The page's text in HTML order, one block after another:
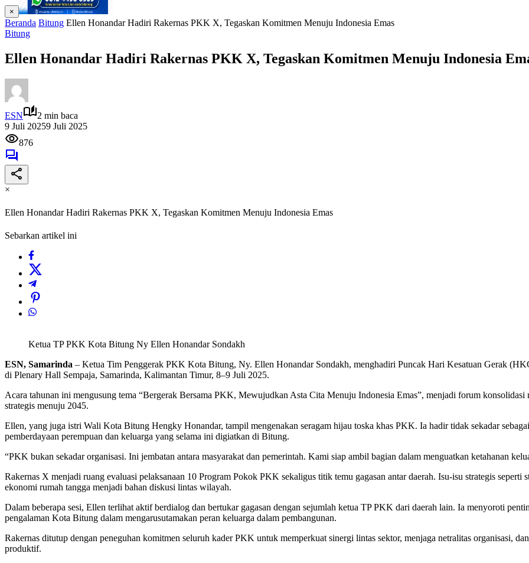
×
Beranda Bitung Ellen Honandar Hadiri Rakernas PKK X, Tegaskan Komitmen Menuju Indonesia Emas
Bitung
Ellen Honandar Hadiri Rakernas PKK X, Tegaskan Komitmen Menuju Indonesia
ESN
2 min baca
9 Juli 20259 Juli 2025
876
×
Ellen Honandar Hadiri Rakernas PKK X, Tegaskan Komitmen Menuju Indonesia Emas
Sebarkan artikel ini
Ketua TP PKK Kota Bitung Ny Ellen Honandar Sondakh
ESN, Samarinda – Ketua Tim Penggerak PKK Kota Bitung, Ny. Ellen Honandar Sondakh, menghadiri Puncak Hari Kesatuan Gerak
di Plenary Hall Sempaja, Samarinda, Kalimantan Timur, 8–9 Juli 2025.
Acara tahunan ini mengusung tema “Bergerak Bersama PKK, Mewujudkan Asta Cita Menuju Indonesia Emas”, menjadi forum
strategis menuju 2045.
Ellen, yang juga istri Wali Kota Bitung Hengky Honandar, tampil mengenakan seragam hijau toska khas PKK. Ia hadir tidak sekadar
pemberdayaan perempuan dan keluarga yang selama ini digiatkan di Bitung.
“PKK bukan sekadar organisasi. Ini jembatan antara masyarakat dan pemerintah. Kami siap ambil bagian dalam menguatkan ketahanan
Rakernas X menjadi ruang evaluasi pelaksanaan 10 Program Pokok PKK sekaligus titik temu gagasan antar daerah. Isu-isu strategis
ekonomi rumah tangga menjadi bahan diskusi lintas wilayah.
Dalam beberapa sesi, Ellen terlihat aktif berdialog dan bertukar gagasan dengan sejumlah ketua TP PKK dari daerah lain. Ia menyoroti
pengalaman Kota Bitung dalam mengarusutamakan peran keluarga dalam pembangunan.
Rakernas ditutup dengan peneguhan komitmen seluruh kader PKK untuk memperkuat sinergi lintas sektor, menjaga netralitas organisasi,
produktif.